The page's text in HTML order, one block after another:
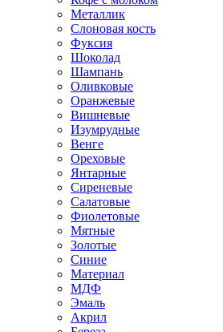
Металлик
Слоновая кость
Фуксия
Шоколад
Шампань
Оливковые
Оранжевые
Вишневые
Изумрудные
Венге
Ореховые
Янтарные
Сиреневые
Салатовые
Фиолетовые
Мятные
Золотые
Синие
Материал
МДФ
Эмаль
Акрил